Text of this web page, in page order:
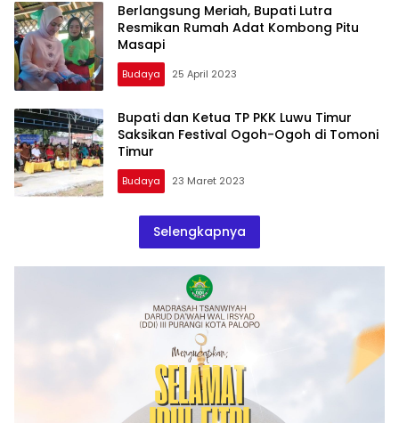
Berlangsung Meriah, Bupati Lutra
Resmikan Rumah Adat Kombong Pitu
Masapi
Budaya 25 April 2023
Bupati dan Ketua TP PKK Luwu Timur
Saksikan Festival Ogoh-Ogoh di Tomoni
Timur
Budaya 23 Maret 2023
Selengkapnya